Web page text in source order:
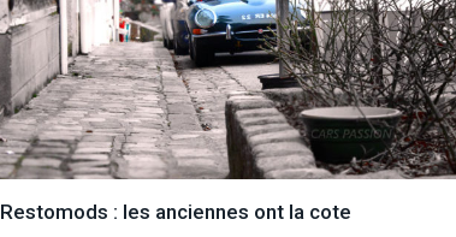
Restomods : les anciennes ont la cote